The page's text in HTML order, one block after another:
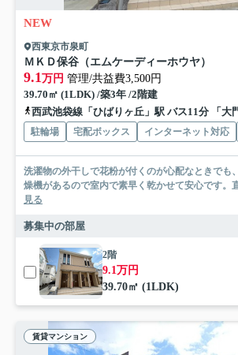
NEW
西東京市泉町
ＭＫＤ保谷（エムケーディーホウヤ）
9.1万円 管理/共益費3,500円
39.70㎡ (1LDK) /築3年 /2階建
西武池袋線「ひばりヶ丘」駅 バス11分 「大
駐輪場 宅配ボックス インターネット対応
洗濯物の外干しで花粉が付くのが心配なときでも
燥機があるので室内で素早く乾かせて安心です。
見る
募集中の部屋
2階
9.1万円
39.70㎡ (1LDK)
賃貸マンション